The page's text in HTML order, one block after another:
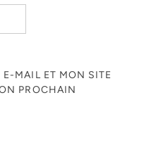
MAIL ET MON SITE
PROCHAIN